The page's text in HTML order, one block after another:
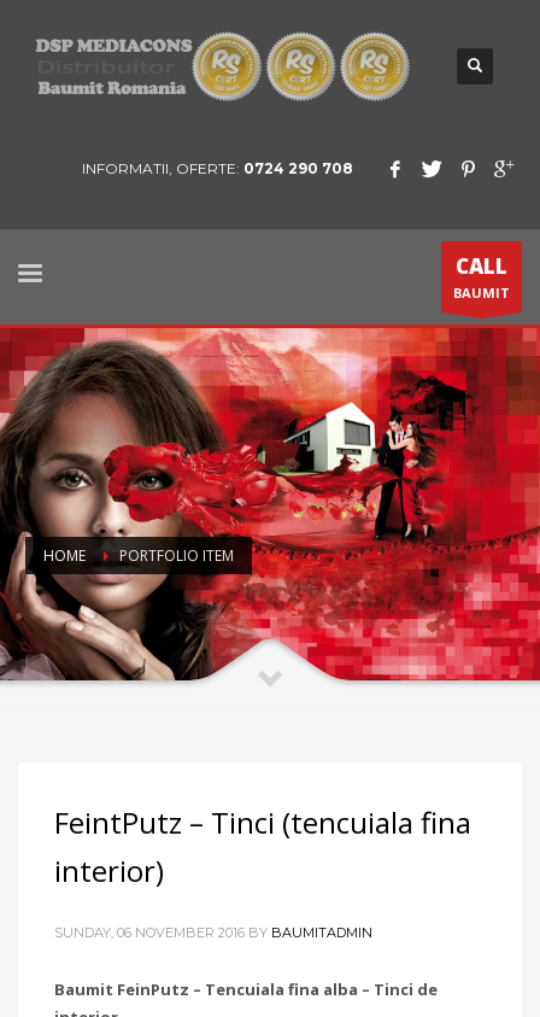
INFORMATII, OFERTE: 0724 290 708
CALL
BAUMIT
HOME PORTFOLIO ITEM
FeintPutz – Tinci (tencuiala fina
interior)
SUNDAY, 06 NOVEMBER 2016 BY BAUMITADMIN
Baumit FeinPutz – Tencuiala fina alba – Tinci de